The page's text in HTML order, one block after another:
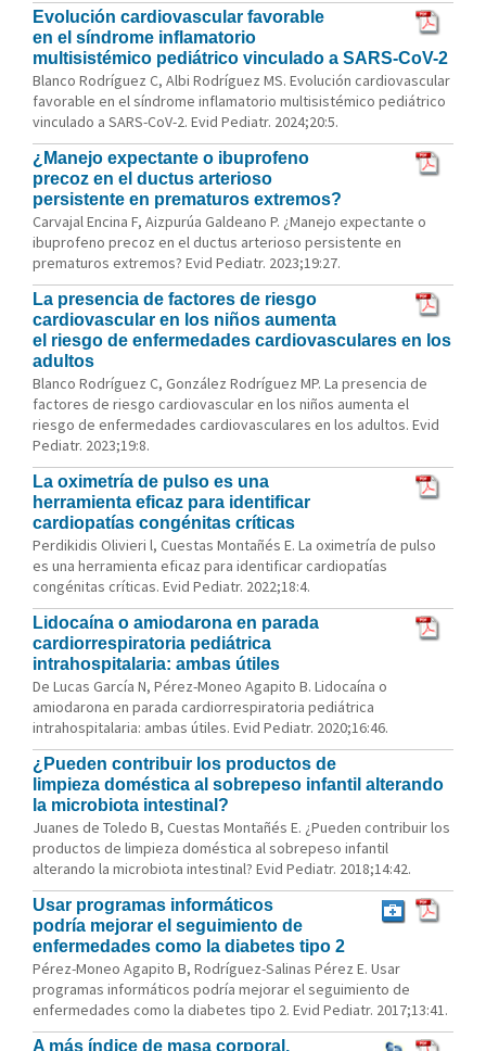
Evolución cardiovascular favorable
en el síndrome inflamatorio
multisistémico pediátrico vinculado a SARS-CoV-2
Blanco Rodríguez C, Albi Rodríguez MS. Evolución cardiovascular
favorable en el síndrome inflamatorio multisistémico pediátrico
vinculado a SARS-CoV-2. Evid Pediatr. 2024;20:5.
¿Manejo expectante o ibuprofeno
precoz en el ductus arterioso
persistente en prematuros extremos?
Carvajal Encina F, Aizpurúa Galdeano P. ¿Manejo expectante o
ibuprofeno precoz en el ductus arterioso persistente en
prematuros extremos? Evid Pediatr. 2023;19:27.
La presencia de factores de riesgo
cardiovascular en los niños aumenta
el riesgo de enfermedades cardiovasculares en los
adultos
Blanco Rodríguez C, González Rodríguez MP. La presencia de
factores de riesgo cardiovascular en los niños aumenta el
riesgo de enfermedades cardiovasculares en los adultos. Evid
Pediatr. 2023;19:8.
La oximetría de pulso es una
herramienta eficaz para identificar
cardiopatías congénitas críticas
Perdikidis Olivieri l, Cuestas Montañés E. La oximetría de pulso
es una herramienta eficaz para identificar cardiopatías
congénitas críticas. Evid Pediatr. 2022;18:4.
Lidocaína o amiodarona en parada
cardiorrespiratoria pediátrica
intrahospitalaria: ambas útiles
De Lucas García N, Pérez-Moneo Agapito B. Lidocaína o
amiodarona en parada cardiorrespiratoria pediátrica
intrahospitalaria: ambas útiles. Evid Pediatr. 2020;16:46.
¿Pueden contribuir los productos de
limpieza doméstica al sobrepeso infantil alterando
la microbiota intestinal?
Juanes de Toledo B, Cuestas Montañés E. ¿Pueden contribuir los
productos de limpieza doméstica al sobrepeso infantil
alterando la microbiota intestinal? Evid Pediatr. 2018;14:42.
Usar programas informáticos
podría mejorar el seguimiento de
enfermedades como la diabetes tipo 2
Pérez-Moneo Agapito B, Rodríguez-Salinas Pérez E. Usar
programas informáticos podría mejorar el seguimiento de
enfermedades como la diabetes tipo 2. Evid Pediatr. 2017;13:41.
A más índice de masa corporal,